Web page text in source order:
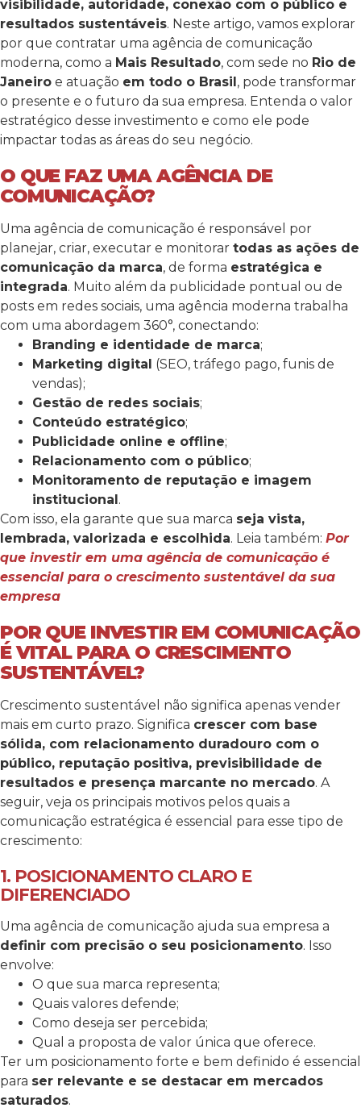
visibilidade, autoridade, conexão com o público e
resultados sustentáveis. Neste artigo, vamos explorar
por que contratar uma agência de comunicação
moderna, como a Mais Resultado, com sede no Rio de
Janeiro e atuação em todo o Brasil, pode transformar
o presente e o futuro da sua empresa. Entenda o valor
estratégico desse investimento e como ele pode
impactar todas as áreas do seu negócio.
O QUE FAZ UMA AGÊNCIA DE
COMUNICAÇÃO?
Uma agência de comunicação é responsável por
planejar, criar, executar e monitorar todas as ações de
comunicação da marca, de forma estratégica e
integrada. Muito além da publicidade pontual ou de
posts em redes sociais, uma agência moderna trabalha
com uma abordagem 360°, conectando:
Branding e identidade de marca;
Marketing digital (SEO, tráfego pago, funis de
vendas);
Gestão de redes sociais;
Conteúdo estratégico;
Publicidade online e offline;
Relacionamento com o público;
Monitoramento de reputação e imagem
institucional.
Com isso, ela garante que sua marca seja vista,
lembrada, valorizada e escolhida. Leia também: Por
que investir em uma agência de comunicação é
essencial para o crescimento sustentável da sua
empresa
POR QUE INVESTIR EM COMUNICAÇÃO
É VITAL PARA O CRESCIMENTO
SUSTENTÁVEL?
Crescimento sustentável não significa apenas vender
mais em curto prazo. Significa crescer com base
sólida, com relacionamento duradouro com o
público, reputação positiva, previsibilidade de
resultados e presença marcante no mercado. A
seguir, veja os principais motivos pelos quais a
comunicação estratégica é essencial para esse tipo de
crescimento:
1. POSICIONAMENTO CLARO E
DIFERENCIADO
Uma agência de comunicação ajuda sua empresa a
definir com precisão o seu posicionamento. Isso
envolve:
O que sua marca representa;
Quais valores defende;
Como deseja ser percebida;
Qual a proposta de valor única que oferece.
Ter um posicionamento forte e bem definido é essencial
para ser relevante e se destacar em mercados
saturados.